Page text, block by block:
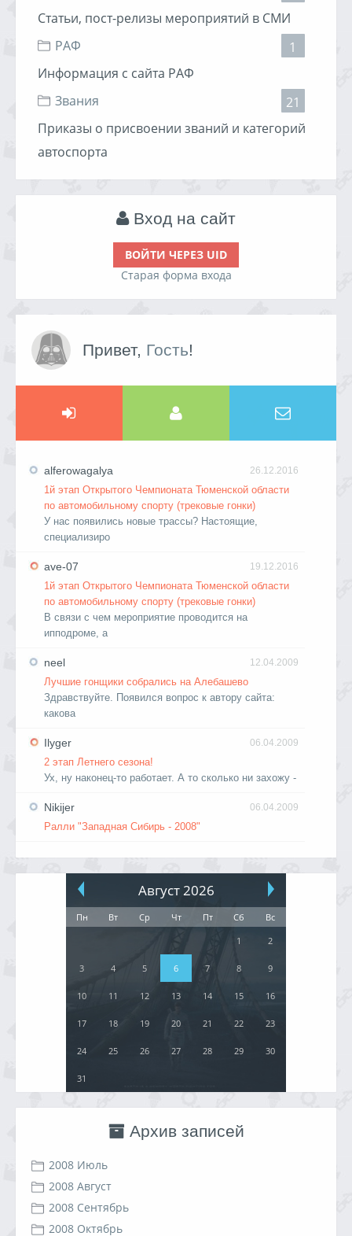
Статьи, пост-релизы мероприятий в СМИ
РАФ
1
Информация с сайта РАФ
Звания
21
Приказы о присвоении званий и категорий
автоспорта
Вход на сайт
ВОЙТИ ЧЕРЕЗ UID
Старая форма входа
Привет, Гость!
26.12.2016
alferowagalya
1й этап Открытого Чемпионата Тюменской области
по автомобильному спорту (трековые гонки)
У нас появились новые трассы? Настоящие,
специализиро
19.12.2016
ave-07
1й этап Открытого Чемпионата Тюменской области
по автомобильному спорту (трековые гонки)
В связи с чем мероприятие проводится на
ипподроме, а
12.04.2009
neel
Лучшие гонщики собрались на Алебашево
Здравствуйте. Появился вопрос к автору сайта:
какова
06.04.2009
Ilyger
2 этап Летнего сезона!
Ух, ну наконец-то работает. А то сколько ни захожу -
06.04.2009
Nikijer
Ралли "Западная Сибирь - 2008"
Август 2026
Пн Вт Ср Чт Пт Сб
Вс
1
2
3 4 5 6 7 8 9
10 11 12 13 14 15 16
17 18 19 20 21 22 23
24 25 26 27 28 29 30
31
Архив записей
2008 Июль
2008 Август
2008 Сентябрь
2008 Октябрь